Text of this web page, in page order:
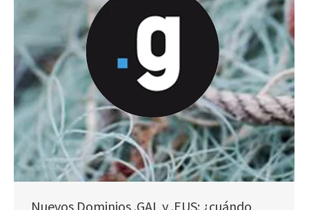
Nuevos Dominios .GAL y .EUS: ¿cuándo,